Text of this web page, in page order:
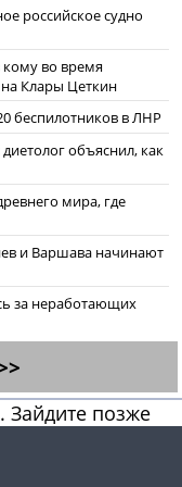
российское судно
во время
Клары Цеткин
беспилотников в ЛНР
объяснил, как
мира, где
и Варшава начинают
за неработающих
Зайдите позже